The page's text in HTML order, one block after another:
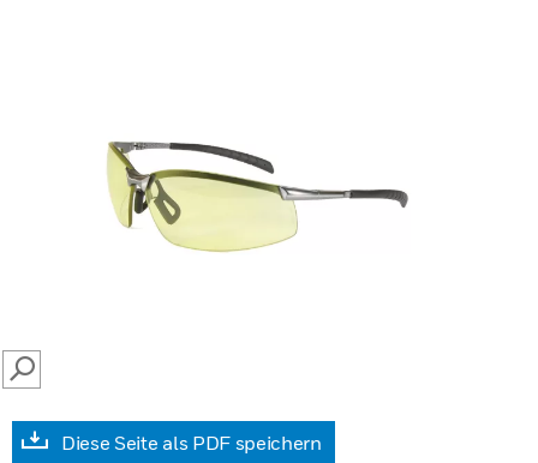
SEARCH
Diese Seite als PDF speichern